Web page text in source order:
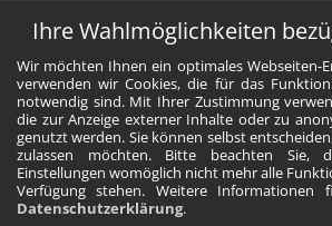
Ihre Wahlmöglichkeiten
Wir möchten Ihnen ein optimales Webseiten-
verwenden wir Cookies, die für das
notwendig sind. Mit Ihrer Zustimmung
die zur Anzeige externer Inhalte oder zu
genutzt werden. Sie können selbst
zulassen möchten. Bitte beachten Sie,
Einstellungen womöglich nicht mehr alle
Verfügung stehen. Weitere Informationen
Datenschutzerklärung.